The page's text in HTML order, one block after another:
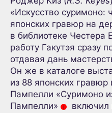
«Искусство суримоно:
японских гравюр на
в библиотеке Честера
работу Гакутэя сразу
отдавая дань
Он же в каталоге
из 88 японских
Пампелли «Суримоно
Пампелли»
i
включил